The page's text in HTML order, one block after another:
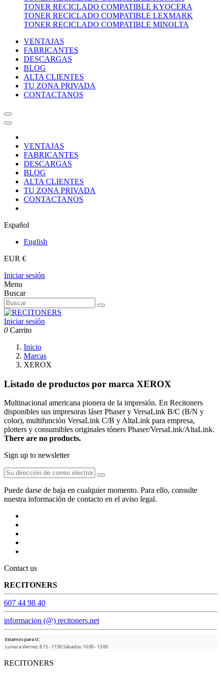
TONER RECICLADO COMPATIBLE KYOCERA
TONER RECICLADO COMPATIBLE LEXMARK
TONER RECICLADO COMPATIBLE MINOLTA
VENTAJAS
FABRICANTES
DESCARGAS
BLOG
ALTA CLIENTES
TU ZONA PRIVADA
CONTACTANOS
VENTAJAS
FABRICANTES
DESCARGAS
BLOG
ALTA CLIENTES
TU ZONA PRIVADA
CONTACTANOS
Español
English
EUR €
Iniciar sesión
Menu
Buscar
Iniciar sesión
0 Carrito
Inicio
Marcas
XEROX
Listado de productos por marca XEROX
Multinacional americana pionera de la impresión. En Recitoners
disponibles sus impresoras láser Phaser y VersaLink B/C (B/N y
color), multifunción VersaLink C/B y AltaLink para empresa,
plotters y consumibles originales tóners Phaser/VersaLink/AltaLink.
There are no products.
Sign up to newsletter
Puede darse de baja en cualquier momento. Para ello, consulte
nuestra información de contacto en el aviso legal.
Contact us
RECITONERS
607 44 98 40
informacion (@) recitoners.net
Estamos para ti:
Lunes a Viernes: 8:15 - 17:00 Sábados: 10:00 - 13:00
RECITONERS